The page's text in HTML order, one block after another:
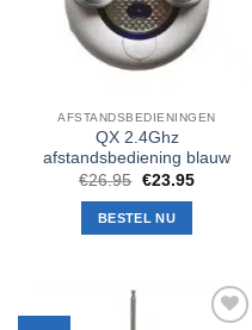
AFSTANDSBEDIENINGEN
QX 2.4Ghz
afstandsbediening blauw
€26.95 Oorspronkelijke
was:
€26.95.
€23.95Huidige
BESTEL NU